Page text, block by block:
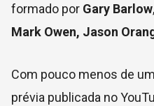
formado por Gary Barlow
Mark Owen, Jason
Com pouco menos de
prévia publicada no